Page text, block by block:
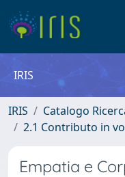
IRIS
IRIS Catalogo
2.1 Contributo in
Empatia e